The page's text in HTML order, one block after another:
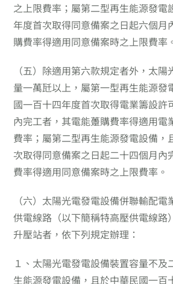
之上限費率；屬第二型再生能源發電
年度首次取得同意備案之日起六個月
購費率得適用同意備案時之上限費率
（五） 除適用第六款規定者外，太陽
量一萬瓩以上，屬第一型再生能源發
國一百十四年度首次取得電業籌設許
內完工者，其電能躉購費率得適用電
費率；屬第二型再生能源發電設備，
次取得同意備案之日起二十四個月內
費率得適用同意備案時之上限費率。
（六） 太陽光電發電設備併聯輸配電
供電線路（以下簡稱特高壓供電線路
升壓站者，依下列規定辦理：
１、 太陽光電發電設備裝置容量不及
生能源發電設備，且於中華民國一百